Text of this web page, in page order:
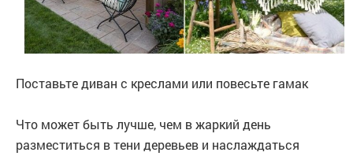
Поставьте диван с креслами или повесьте гамак
Что может быть лучше, чем в жаркий день
разместиться в тени деревьев и наслаждаться